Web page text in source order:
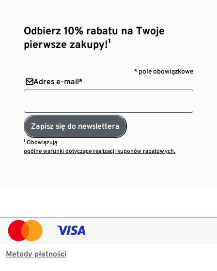
Odbierz 10% rabatu na Twoje
pierwsze zakupy!¹
* pole obowiązkowe
Adres e-mail*
Zapisz się do newslettera
¹ Obowiązują
ogólne warunki dotyczące realizacji kuponów rabatowych.
Metody płatności